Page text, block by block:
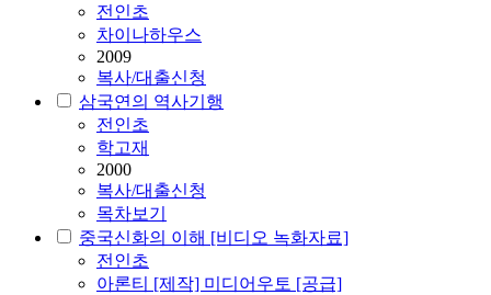
전인초
차이나하우스
2009
복사/대출신청
삼국연의 역사기행
전인초
학고재
2000
복사/대출신청
목차보기
중국신화의 이해 [비디오 녹화자료]
전인초
아론티 [제작] 미디어우토 [공급]